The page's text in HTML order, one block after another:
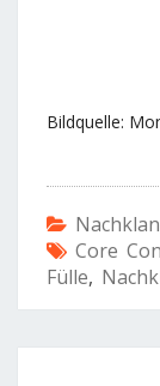
Bildquelle:
Core
Fülle,